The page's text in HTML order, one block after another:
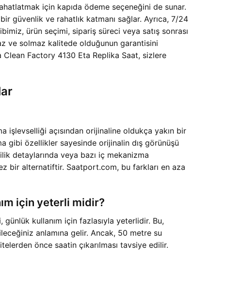
için kapıda ödeme seçeneğini de sunar.
güvenlik ve rahatlık katmanı sağlar. Ayrıca, 7/24
ürün seçimi, sipariş süreci veya satış sonrası
ve solmaz kalitede olduğunun garantisini
Clean Factory 4130 Eta Replika Saat, sizlere
açısından orijinaline oldukça yakın bir
gibi özellikler sayesinde orijinalin dış görünüşü
detaylarında veya bazı iç mekanizma
bir alternatiftir. Saatport.com, bu farkları en aza
için yeterli midir?
kullanım için fazlasıyla yeterlidir. Bu,
anlamına gelir. Ancak, 50 metre su
önce saatin çıkarılması tavsiye edilir.